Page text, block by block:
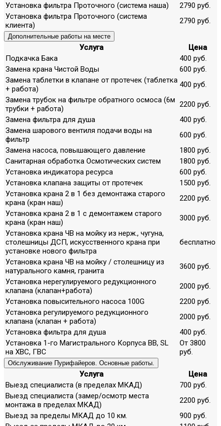
Установка фильтра Проточного (система наша)
2790 руб.
Установка фильтра Проточного (система
клиента)
2790 руб.
Дополнительные работы на месте
Услуга
Цена
Подкачка Бака
400 руб.
Замена крана Чистой Воды
600 руб.
Замена таблетки в клапане от протечек (таблетка
+ работа)
400 руб.
Замена трубок на фильтре обратного осмоса (6м
трубки + работа)
2200 руб.
Замена фильтра для душа
400 руб.
Замена шарового вентиля подачи воды на
фильтр
600 руб.
Замена насоса, повышающего давление
1800 руб.
Санитарная обработка Осмотических систем
1800 руб.
Установка индикатора ресурса
600 руб.
Установка клапана защиты от протечек
1500 руб.
Установка крана 2 в 1 без демонтажа старого
крана (кран наш)
2200 руб.
Установка крана 2 в 1 с демонтажем старого
крана (кран наш)
3000 руб.
Установка крана ЧВ на мойку из нерж., чугуна,
столешницы ДСП, искусственного крана при
установке нового фильтра
бесплатно
Установка крана ЧВ на мойку / столешницу из
натурального камня, гранита
3600 руб.
Установка нерегулируемого редукционного
клапана (клапан+работа)
2000 руб.
Установка повысительного насоса 100G
2200 руб.
Установка регулируемого редукционного
клапана (клапан + работа)
2000 руб.
Установка фильтра для душа
400 руб.
Установка 1-го Магистрального Корпуса ВВ, SL
на ХВС, ГВС
От 3800
руб.
Обслуживание Пурифайеров. Основные работы.
Услуга
Цена
Выезд специалиста (в пределах МКАД)
700 руб.
Выезд специалиста (замер/осмотр места
монтажа в пределах МКАД)
2200 руб.
Выезд за пределы МКАД до 10 км.
900 руб.